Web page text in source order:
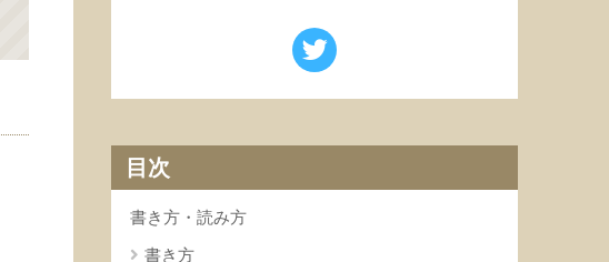
目次
書き方・読み方
書き方